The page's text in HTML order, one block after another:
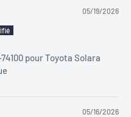
05/19/2026
pour Toyota Solara
05/16/2026